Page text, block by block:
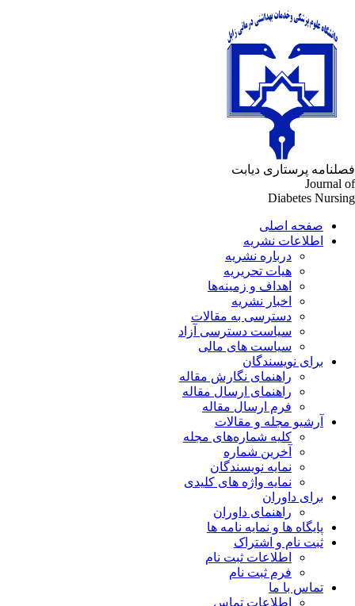
پرستاری دیابت
Journal
Diabetes
صفحه اصلی
اطلاعات نشریه
درباره نشریه
هیات تحریریه
اهداف و زمینه‌ها
اخبار نشریه
دسترسی به مقالات
سیاست دسترسی آزاد
سیاست های مالی
برای نویسندگان
راهنمای نگارش مقاله
راهنمای ارسال مقاله
فرم ارسال مقاله
آرشیو مجله و مقالات
کلیه شماره‌های مجله
آخرین شماره
نمایه نویسندگان
نمایه واژه های کلیدی
برای داوران
راهنمای داوران
پایگاه ها و نمایه نامه ها
ثبت نام و اشتراک
اطلاعات ثبت نام
فرم ثبت نام
تماس با ما
اطلاعات تماس